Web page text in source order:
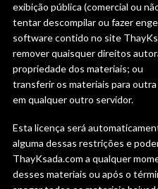
exibição pública (comercial ou
tentar descompilar ou fazer
software contido no site
remover quaisquer direitos
propriedade dos materiais; ou
transferir os materiais para outra
em qualquer outro servidor.
Esta licença será
alguma dessas restrições e
ThayKsada.com a qualquer
desses materiais ou após o